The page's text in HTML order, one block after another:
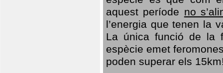
aquest període no
l’energia que tenen la
La única funció de la
espècie emet
poden superar els